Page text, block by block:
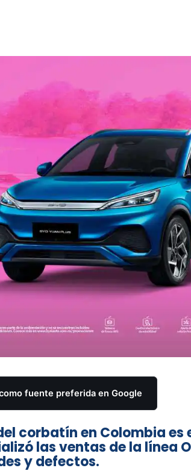
fuente preferida en Google
corbatín en Colombia es
las ventas de la línea
y defectos.